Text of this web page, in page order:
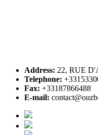
Address: 22, RUE
Telephone:
Fax: +33187866488
E-mail: